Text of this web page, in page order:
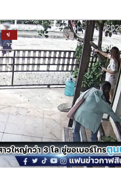
ข่
าว
ปร
ะ
จำ
วั